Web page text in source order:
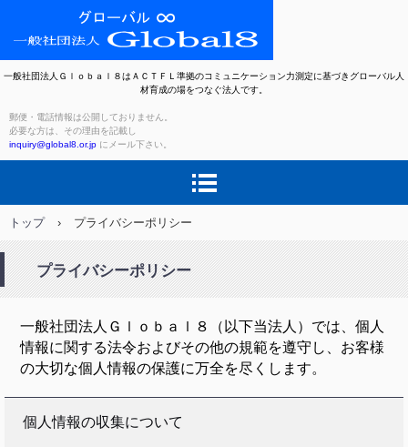
一般社団法人Ｇｌｏｂａｌ８はＡＣＴＦＬ準拠のコミュニケーション力測定に基づきグローバル人
材育成の場をつなぐ法人です。
郵便・電話情報は公開しておりません。
必要な方は、その理由を記載し
inquiry@global8.or.jp にメール下さい。
トップ › プライバシーポリシー
プライバシーポリシー
一般社団法人Ｇｌｏｂａｌ８（以下当法人）では、個人
情報に関する法令およびその他の規範を遵守し、お客様
の大切な個人情報の保護に万全を尽くします。
個人情報の収集について